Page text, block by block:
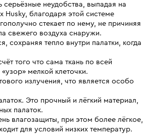
серьёзные неудобства, выпадая на
Husky, благодаря этой системе
стекает по нему, не причиняя
свежего воздуха снаружи.
сохраняя тепло внутри палатки, когда
того что сама ткань по всей
мелкой клеточки.
излучения, что является особо
Это прочный и лёгкий материал,
палаток.
влагозащиты, при этом более лёгкое,
для условий низких температур.